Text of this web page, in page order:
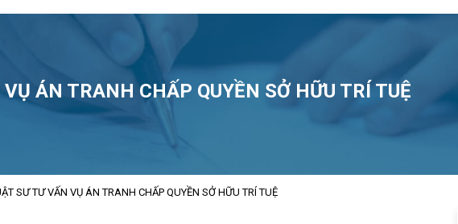
ÁN TRANH CHẤP QUYỀN SỞ HỮU TRÍ TUỆ
SƯ TƯ VẤN VỤ ÁN TRANH CHẤP QUYỀN SỞ HỮU TRÍ TUỆ